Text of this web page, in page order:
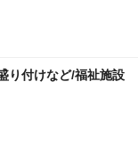
り付けなど/福祉施設